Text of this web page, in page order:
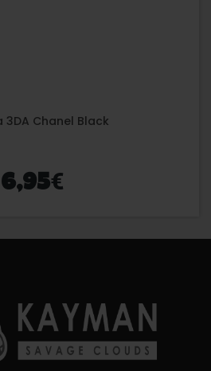
3DA Chanel Black
6,95€